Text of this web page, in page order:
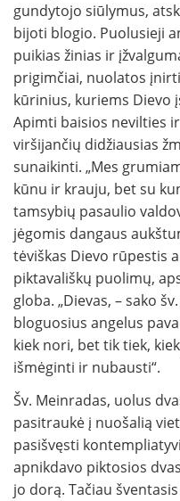
gundytojo siūlymus,
bijoti blogio. Puolusieji
puikias žinias ir
prigimčiai, nuolatos
kūrinius, kuriems Dievo
Apimti baisios nevilties
viršijančių didžiausias
sunaikinti. „Mes
kūnu ir krauju, bet su
tamsybių pasaulio
jėgomis dangaus
tėviškas Dievo rūpestis
piktavališkų puolimų,
globa. „Dievas, – sako
bloguosius angelus
kiek nori, bet tik tiek,
išmėginti ir nubausti“.
Šv. Meinradas, uolus
pasitraukė į nuošalią
pasišvęsti
apnikdavo piktosios
jo dorą. Tačiau